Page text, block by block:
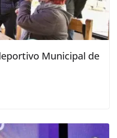
Municipal de